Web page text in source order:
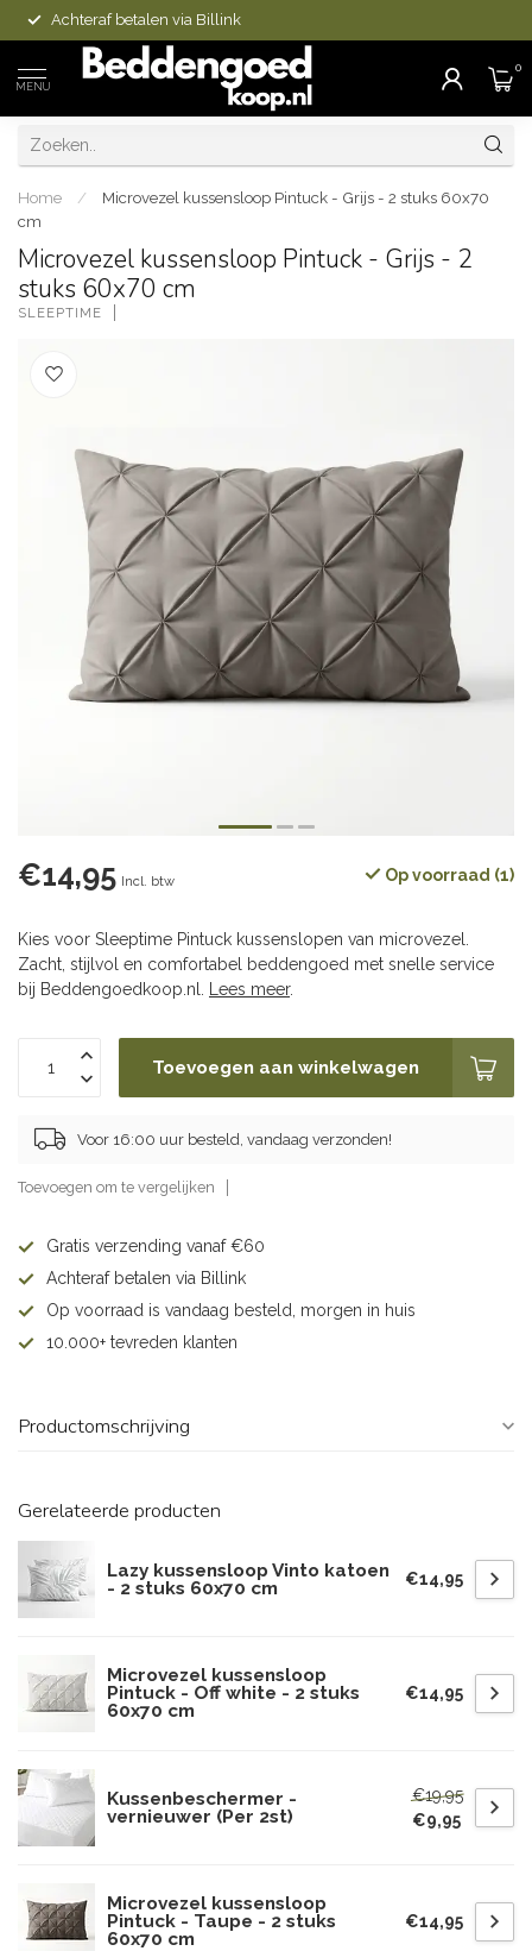
Achteraf betalen via Billink
MENU
0
Home /
Microvezel kussensloop Pintuck - Grijs - 2 stuks 60x70
cm
Microvezel kussensloop Pintuck - Grijs - 2
stuks 60x70 cm
SLEEPTIME
€14,95 Incl. btw Op voorraad (1)
Kies voor Sleeptime Pintuck kussenslopen van microvezel.
Zacht, stijlvol en comfortabel beddengoed met snelle service
bij Beddengoedkoop.nl.
Lees meer.
Toevoegen aan winkelwagen
Voor 16:00 uur besteld, vandaag verzonden!
Toevoegen om te vergelijken
Gratis verzending vanaf €60
Achteraf betalen via Billink
Op voorraad is vandaag besteld, morgen in huis
10.000+ tevreden klanten
Productomschrijving
Gerelateerde producten
Lazy kussensloop Vinto katoen
- 2 stuks 60x70 cm
€14,95
Microvezel kussensloop
Pintuck - Off white - 2 stuks
60x70 cm
€14,95
Kussenbeschermer -
vernieuwer (Per 2st)
€19,95
€9,95
Microvezel kussensloop
Pintuck - Taupe - 2 stuks
60x70 cm
€14,95